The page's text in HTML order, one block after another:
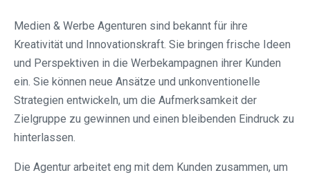
Medien & Werbe Agenturen sind bekannt für ihre
Kreativität und Innovationskraft. Sie bringen frische Ideen
und Perspektiven in die Werbekampagnen ihrer Kunden
ein. Sie können neue Ansätze und unkonventionelle
Strategien entwickeln, um die Aufmerksamkeit der
Zielgruppe zu gewinnen und einen bleibenden Eindruck zu
hinterlassen.
Die Agentur arbeitet eng mit dem Kunden zusammen, um